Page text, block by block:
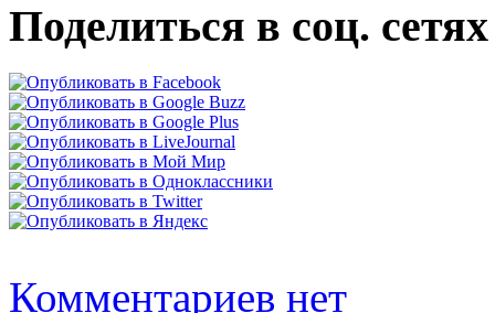
Поделиться в соц. сетях
Комментариев нет